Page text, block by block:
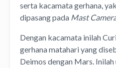
serta kacamata gerhana,
dipasang pada Mast
Dengan kacamata inilah
gerhana matahari yang
Deimos dengan Mars.